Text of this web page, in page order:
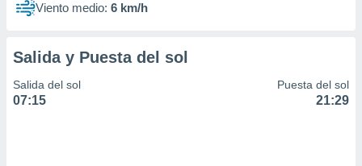
Viento medio: 6 km/h
Salida y Puesta del sol
Salida del sol
07:15
Puesta del sol
21:29